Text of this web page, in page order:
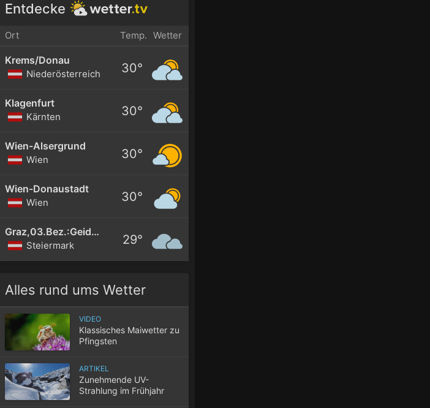
Entdecke
Ort Temp. Wetter
Krems/Donau
Niederösterreich 30°
Klagenfurt
Kärnten 30°
Wien-Alsergrund
Wien 30°
Wien-Donaustadt
Wien 30°
Graz,03.Bez.:Geidorf
Steiermark 29°
Alles rund ums Wetter
VIDEO
Klassisches Maiwetter zu
Pfingsten
ARTIKEL
Zunehmende UV-
Strahlung im Frühjahr